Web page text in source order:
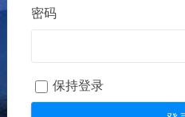
密码
保持登录